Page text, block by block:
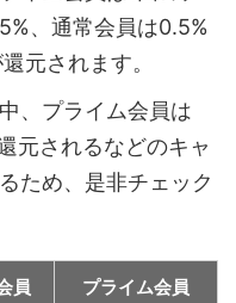
、通常会員は0.5%
元されます。
、プライム会員は
元されるなどのキャ
ため、是非チェック
員 プライム会員